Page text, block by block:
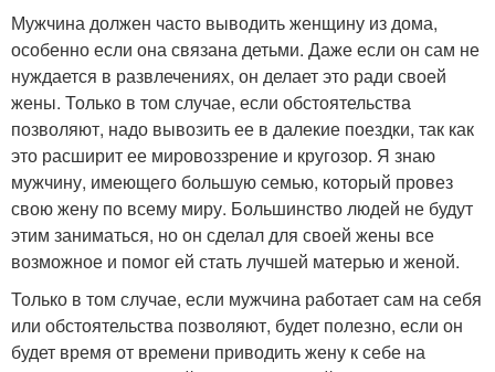
Мужчина должен часто выводить женщину из дома,
особенно если она связана детьми. Даже если он сам не
нуждается в развлечениях, он делает это ради своей
жены. Только в том случае, если обстоятельства
позволяют, надо вывозить ее в далекие поездки, так как
это расширит ее мировоззрение и кругозор. Я знаю
мужчину, имеющего большую семью, который провез
свою жену по всему миру. Большинство людей не будут
этим заниматься, но он сделал для своей жены все
возможное и помог ей стать лучшей матерью и женой.
Только в том случае, если мужчина работает сам на себя
или обстоятельства позволяют, будет полезно, если он
будет время от времени приводить жену к себе на